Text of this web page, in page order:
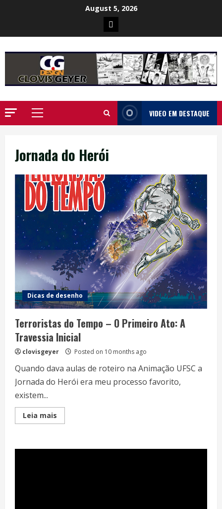
August 5, 2026
Poster
da
Ilha
Primary
VIDEO EM DESTAQUE
Jornada do Herói
Dicas de desenho
Terroristas do Tempo – O Primeiro Ato: A
Travessia Inicial
clovisgeyer Posted on 10 months ago
Quando dava aulas de roteiro na Animação UFSC a
Jornada do Herói era meu processo favorito,
existem...
Leia mais
more
Tempo